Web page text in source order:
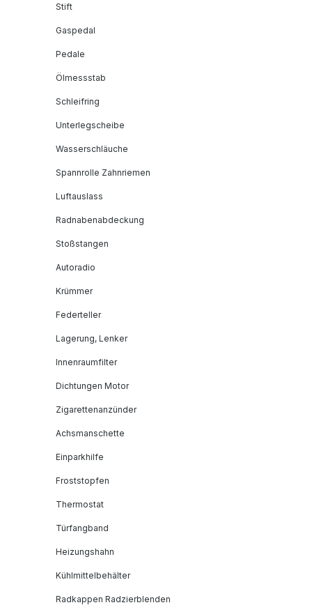
Stift
Gaspedal
Pedale
Ölmessstab
Schleifring
Unterlegscheibe
Wasserschläuche
Spannrolle Zahnriemen
Luftauslass
Radnabenabdeckung
Stoßstangen
Autoradio
Krümmer
Federteller
Lagerung, Lenker
Innenraumfilter
Dichtungen Motor
Zigarettenanzünder
Achsmanschette
Einparkhilfe
Froststopfen
Thermostat
Türfangband
Heizungshahn
Kühlmittelbehälter
Radkappen Radzierblenden